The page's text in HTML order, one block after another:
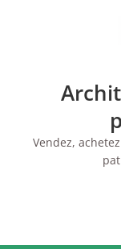
Vendez,